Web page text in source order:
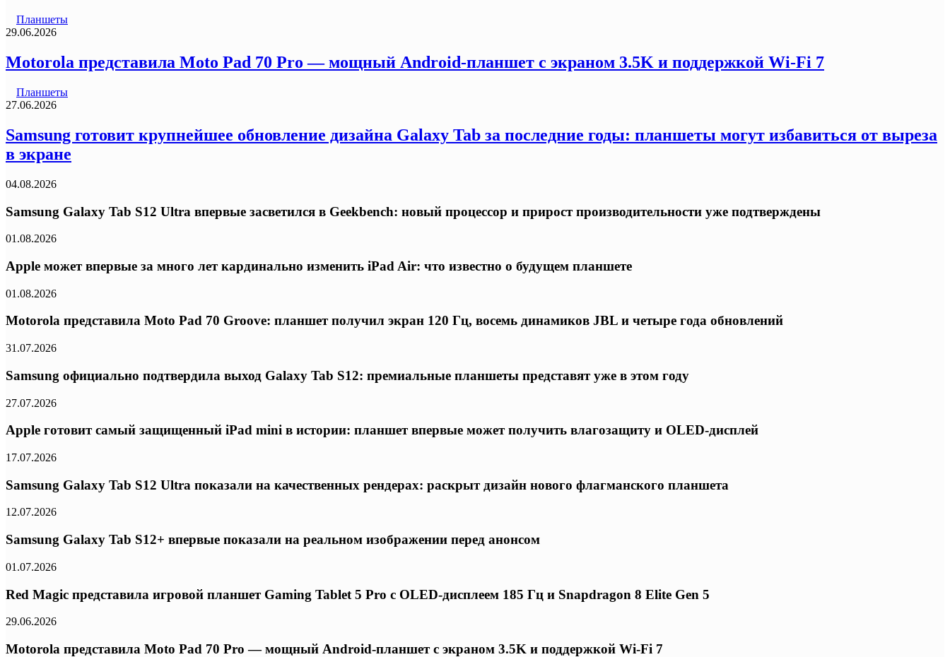
Планшеты
29.06.2026
Motorola представила Moto Pad 70 Pro — мощный Android-планшет с экраном 3.5K и поддержкой Wi-Fi 7
Планшеты
27.06.2026
Samsung готовит крупнейшее обновление дизайна Galaxy Tab за последние годы: планшеты могут избавиться от выреза
в экране
04.08.2026
Samsung Galaxy Tab S12 Ultra впервые засветился в Geekbench: новый процессор и прирост производительности уже подтверждены
01.08.2026
Apple может впервые за много лет кардинально изменить iPad Air: что известно о будущем планшете
01.08.2026
Motorola представила Moto Pad 70 Groove: планшет получил экран 120 Гц, восемь динамиков JBL и четыре года обновлений
31.07.2026
Samsung официально подтвердила выход Galaxy Tab S12: премиальные планшеты представят уже в этом году
27.07.2026
Apple готовит самый защищенный iPad mini в истории: планшет впервые может получить влагозащиту и OLED-дисплей
17.07.2026
Samsung Galaxy Tab S12 Ultra показали на качественных рендерах: раскрыт дизайн нового флагманского планшета
12.07.2026
Samsung Galaxy Tab S12+ впервые показали на реальном изображении перед анонсом
01.07.2026
Red Magic представила игровой планшет Gaming Tablet 5 Pro с OLED-дисплеем 185 Гц и Snapdragon 8 Elite Gen 5
29.06.2026
Motorola представила Moto Pad 70 Pro — мощный Android-планшет с экраном 3.5K и поддержкой Wi-Fi 7